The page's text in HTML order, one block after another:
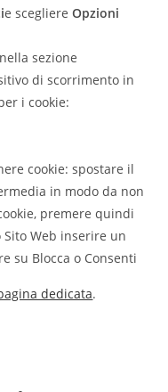
e scegliereOpzioni
sezione
di scorrimento in
i cookie:
cookie: spostare il
in modo da non
premere quindi
Web inserire un
su Blocca o Consenti
dedicata.